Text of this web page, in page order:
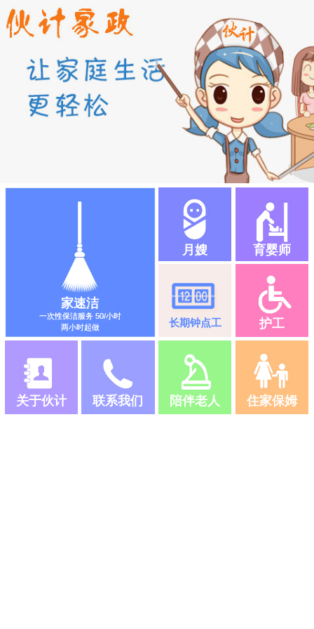
家速洁
一次性保洁服务 50/小时
两小时起做
月嫂 育婴师
长期钟点工 护工
关于伙计 联系我们 陪伴老人 住家保姆